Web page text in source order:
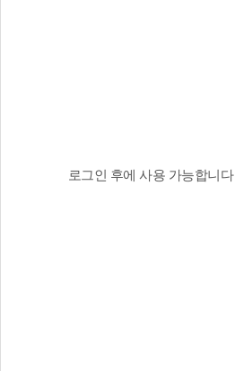
로그인 후에 사용 가능합니다